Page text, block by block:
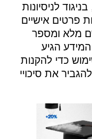
לניסיונות
פרטים אישיים
מלא ומספר
הגיע
כדי להקנות
את סיכויי